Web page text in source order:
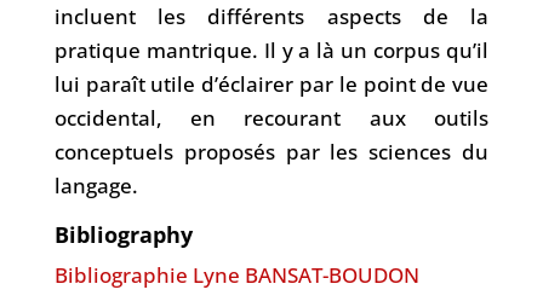
incluent les différents aspects de la
pratique mantrique. Il y a là un corpus qu’il
lui paraît utile d’éclairer par le point de vue
occidental, en recourant aux outils
conceptuels proposés par les sciences du
langage.
Bibliography
Bibliographie Lyne BANSAT-BOUDON